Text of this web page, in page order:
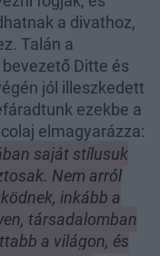
a divathoz,
Talán a
Ditte és
jól illeszkedett
ezekbe a
elmagyarázza:
saját stílusuk
Nem arról
inkább a
társadalomban
a világon, és